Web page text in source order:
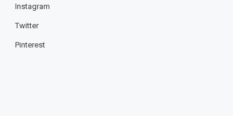
Instagram
Twitter
Pinterest